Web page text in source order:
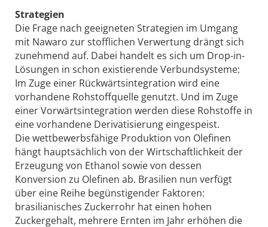
Strategien
Die Frage nach geeigneten Strategien im Umgang
mit Nawaro zur stofflichen Verwertung drängt sich
zunehmend auf. Dabei handelt es sich um Drop-in-
Lösungen in schon existierende Verbundsysteme:
Im Zuge einer Rückwärtsintegration wird eine
vorhandene Rohstoffquelle genutzt. Und im Zuge
einer Vorwärtsintegration werden diese Rohstoffe in
eine vorhandene Derivatisierung eingespeist.
Die wettbewerbsfähige Produktion von Olefinen
hängt hauptsächlich von der Wirtschaftlichkeit der
Erzeugung von Ethanol sowie von dessen
Konversion zu Olefinen ab. Brasilien nun verfügt
über eine Reihe begünstigender Faktoren:
brasilianisches Zuckerrohr hat einen hohen
Zuckergehalt, mehrere Ernten im Jahr erhöhen die